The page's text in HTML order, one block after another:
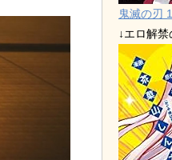
鬼滅の刃
↓エロ解